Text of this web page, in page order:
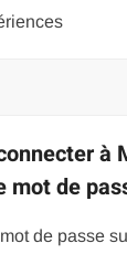
à
mot de
de passe